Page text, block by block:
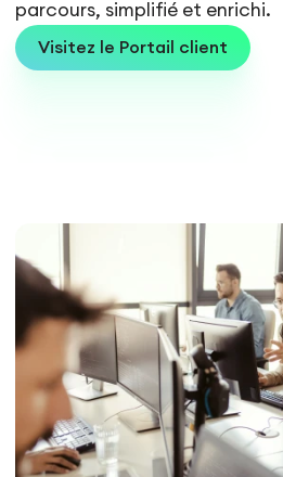
parcours, simplifié et enrichi.
Visitez le Portail client